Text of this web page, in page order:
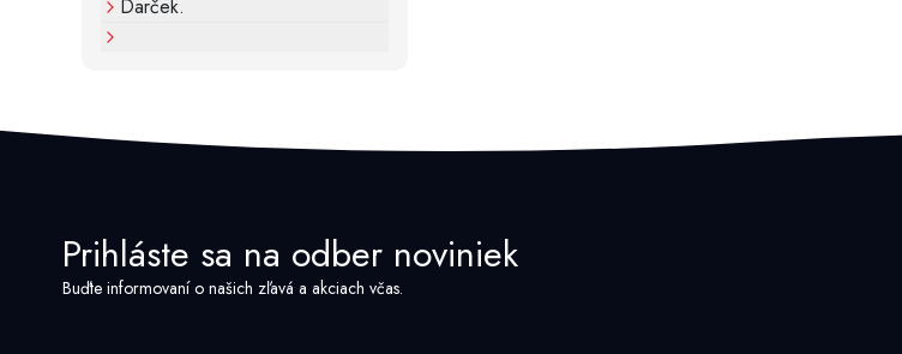
Darček.
Prihláste sa na odber noviniek
Buďte informovaní o našich zľavá a akciach včas.